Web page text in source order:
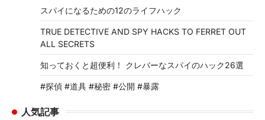
スパイになるための12のライフハック
TRUE DETECTIVE AND SPY HACKS TO FERRET OUT
ALL SECRETS
知っておくと超便利！ クレバーなスパイのハック26選
#探偵 #道具 #秘密 #公開 #暴露
人気記事